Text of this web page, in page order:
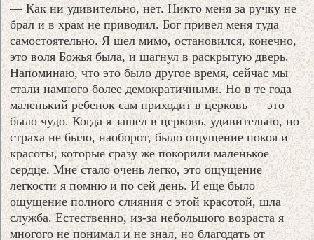
— Как ни удивительно, нет. Никто меня за ручку не
брал и в храм не приводил. Бог привел меня туда
самостоятельно. Я шел мимо, остановился, конечно,
это воля Божья была, и шагнул в раскрытую дверь.
Напоминаю, что это было другое время, сейчас мы
стали намного более демократичными. Но в те года
маленький ребенок сам приходит в церковь — это
было чудо. Когда я зашел в церковь, удивительно, но
страха не было, наоборот, было ощущение покоя и
красоты, которые сразу же покорили маленькое
сердце. Мне стало очень легко, это ощущение
легкости я помню и по сей день. И еще было
ощущение полного слияния с этой красотой, шла
служба. Естественно, из-за небольшого возраста я
многого не понимал и не знал, но благодать от